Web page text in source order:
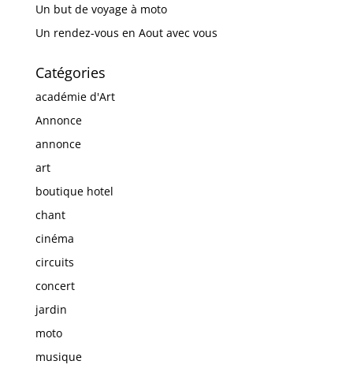
Un but de voyage à moto
Un rendez-vous en Aout avec vous
Catégories
académie d'Art
Annonce
annonce
art
boutique hotel
chant
cinéma
circuits
concert
jardin
moto
musique